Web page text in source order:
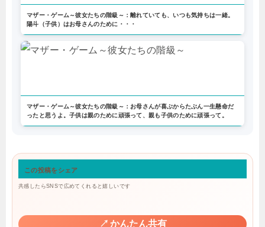
マザー・ゲーム～彼女たちの階級～：離れていても、いつも気持ちは一緒。
陽斗（子供）はお母さんのために・・・
マザー・ゲーム～彼女たちの階級～：お母さんが喜ぶからたぶん一生懸命だ
ったと思うよ。子供は親のために頑張って、親も子供のために頑張って。
この投稿をシェア
共感したらSNSで広めてくれると嬉しいです
↗ かんたん共有